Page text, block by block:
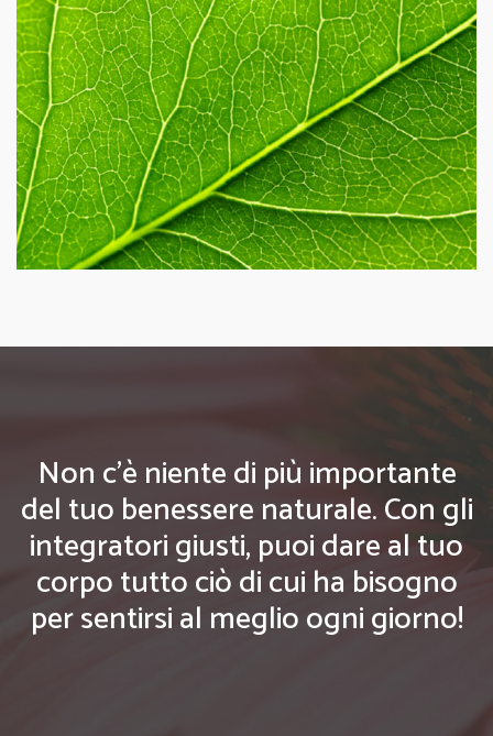
Non c'è niente di più importante
del tuo benessere naturale. Con gli
integratori giusti, puoi dare al tuo
corpo tutto ciò di cui ha bisogno
per sentirsi al meglio ogni giorno!